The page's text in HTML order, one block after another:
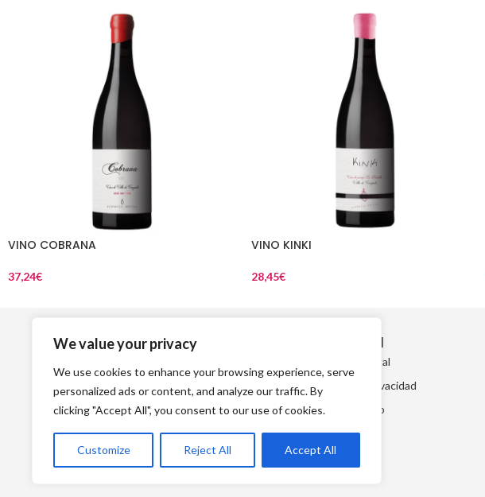
We value your privacy
We use cookies to enhance your browsing experience, serve
personalized ads or content, and analyze our traffic. By
clicking "Accept All", you consent to our use of cookies.
Customize Reject All Accept All
VINO COBRANA
37,24€
VINO KINKI
28,45€
Top Vinos
Devoluciones
Formas de pago
Gastos de envío
Condiciones de venta
Legal
Aviso legal
Política de privacidad
Sitemap